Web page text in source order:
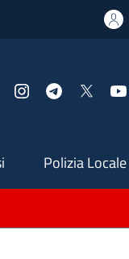
InstagramTelegram
Polizia Locale